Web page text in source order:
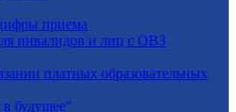
приема
инвалидов и лиц с ОВЗ
платных образовательных
будущее"